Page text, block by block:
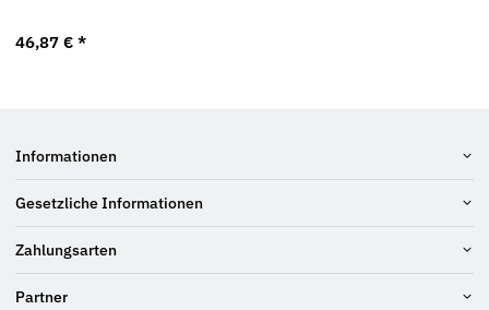
46,87 € *
Informationen
Gesetzliche Informationen
Zahlungsarten
Partner